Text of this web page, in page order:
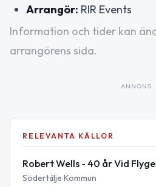
Arrangör: RIR Events
Information och tider kan
arrangörens sida.
ANNONS
RELEVANTA KÄLLOR
Robert Wells - 40 år Vid
Södertälje Kommun